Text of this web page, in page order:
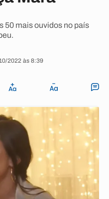
50 mais ouvidos no país
2022 às 8:39